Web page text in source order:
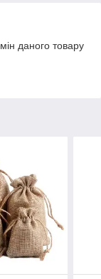
даного товару